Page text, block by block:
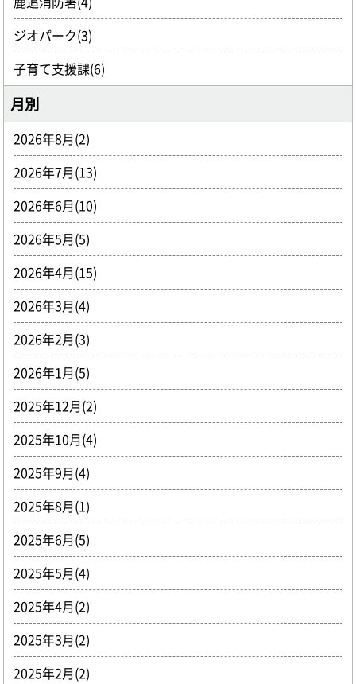
ジオパーク(3)
子育て支援課(6)
月別
2026年8月(2)
2026年7月(13)
2026年6月(10)
2026年5月(5)
2026年4月(15)
2026年3月(4)
2026年2月(3)
2026年1月(5)
2025年12月(2)
2025年10月(4)
2025年9月(4)
2025年8月(1)
2025年6月(5)
2025年5月(4)
2025年4月(2)
2025年3月(2)
2025年2月(2)